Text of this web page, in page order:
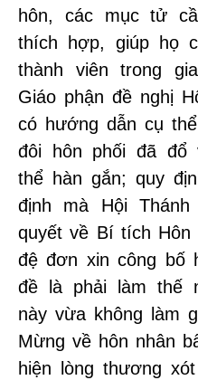
hôn, các mục tử
thích hợp, giúp họ
thành viên trong
Giáo phận đề nghị
có hướng dẫn cụ
đôi hôn phối đã đổ
thể hàn gắn; quy
định mà Hội
quyết về Bí tích
đệ đơn xin công bố
đề là phải làm thế
này vừa không làm
Mừng về hôn nhân
hiện lòng thương